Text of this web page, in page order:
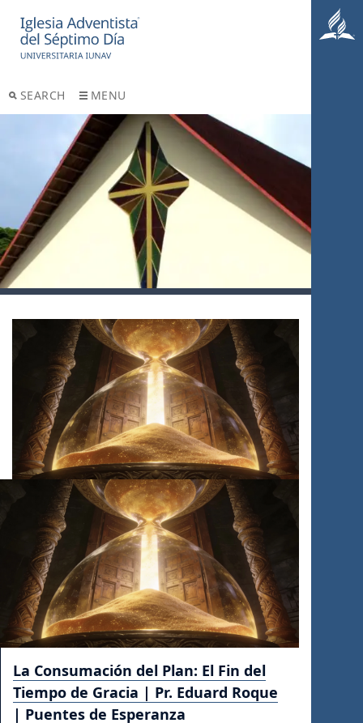
SEARCH MENU
La Consumación del Plan: El Fin del
Tiempo de Gracia | Pr. Eduard Roque
| Puentes de Esperanza